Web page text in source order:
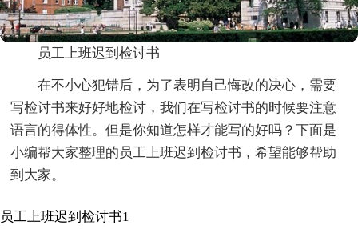
员工上班迟到检讨书
在不小心犯错后，为了表明自己悔改的决心，需要
写检讨书来好好地检讨，我们在写检讨书的时候要注意
语言的得体性。但是你知道怎样才能写的好吗？下面是
小编帮大家整理的员工上班迟到检讨书，希望能够帮助
到大家。
员工上班迟到检讨书1